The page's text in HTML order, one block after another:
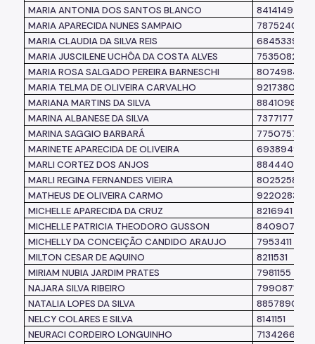
MARIA ANTONIA DOS SANTOS BLANCO
8414149
MARIA APARECIDA NUNES SAMPAIO
7875240
MARIA CLAUDIA DA SILVA REIS
6845339
MARIA JUSCILENE UCHÔA DA COSTA ALVES
7535082
MARIA ROSA SALGADO PEREIRA BARNESCHI
8074984
MARIA TELMA DE OLIVEIRA CARVALHO
9217380
MARIANA MARTINS DA SILVA
8841098
MARINA ALBANESE DA SILVA
7377177
MARINA SAGGIO BARBARÁ
7750757
MARINETE APARECIDA DE OLIVEIRA
6938949
MARLI CORTEZ DOS ANJOS
8844402
MARLI REGINA FERNANDES VIEIRA
8025258
MATHEUS DE OLIVEIRA CARMO
9220283
MICHELLE APARECIDA DA CRUZ
8216941
MICHELLE PATRICIA THEODORO GUSSON
8409072
MICHELLY DA CONCEIÇÃO CANDIDO ARAUJO
7953411
MILTON CESAR DE AQUINO
8211531
MIRIAM NUBIA JARDIM PRATES
7981155
NAJARA SILVA RIBEIRO
7990871
NATALIA LOPES DA SILVA
8857890
NELCY COLARES E SILVA
8141151
NEURACI CORDEIRO LONGUINHO
7134266